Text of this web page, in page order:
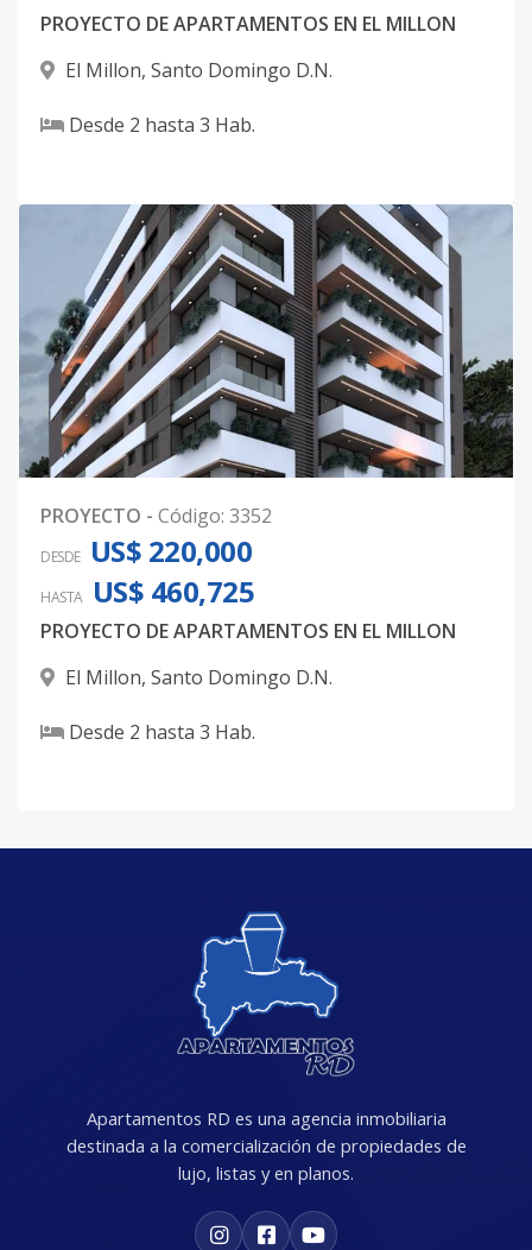
PROYECTO DE APARTAMENTOS EN EL MILLON
El Millon, Santo Domingo D.N.
Desde 2 hasta 3 Hab.
PROYECTO - Código: 3352
DESDE US$ 220,000
HASTA US$ 460,725
PROYECTO DE APARTAMENTOS EN EL MILLON
El Millon, Santo Domingo D.N.
Desde 2 hasta 3 Hab.
Apartamentos RD es una agencia inmobiliaria
destinada a la comercialización de propiedades de
lujo, listas y en planos.